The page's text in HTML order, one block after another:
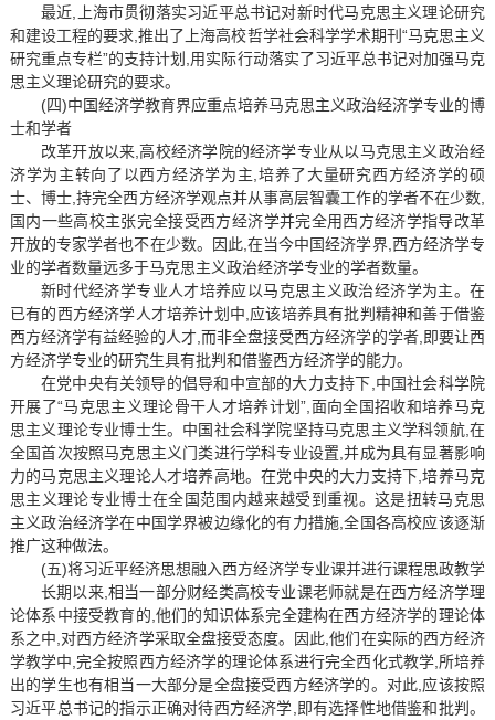
最近,上海市贯彻落实习近平总书记对新时代马克思主义理论研究
和建设工程的要求,推出了上海高校哲学社会科学学术期刊“马克思主义
研究重点专栏”的支持计划,用实际行动落实了习近平总书记对加强马克
思主义理论研究的要求。
(四)中国经济学教育界应重点培养马克思主义政治经济学专业的博
士和学者
改革开放以来,高校经济学院的经济学专业从以马克思主义政治经
济学为主转向了以西方经济学为主,培养了大量研究西方经济学的硕
士、博士,持完全西方经济学观点并从事高层智囊工作的学者不在少数,
国内一些高校主张完全接受西方经济学并完全用西方经济学指导改革
开放的专家学者也不在少数。因此,在当今中国经济学界,西方经济学专
业的学者数量远多于马克思主义政治经济学专业的学者数量。
新时代经济学专业人才培养应以马克思主义政治经济学为主。在
已有的西方经济学人才培养计划中,应该培养具有批判精神和善于借鉴
西方经济学有益经验的人才,而非全盘接受西方经济学的学者,即要让西
方经济学专业的研究生具有批判和借鉴西方经济学的能力。
在党中央有关领导的倡导和中宣部的大力支持下,中国社会科学院
开展了“马克思主义理论骨干人才培养计划”,面向全国招收和培养马克
思主义理论专业博士生。中国社会科学院坚持马克思主义学科领航,在
全国首次按照马克思主义门类进行学科专业设置,并成为具有显著影响
力的马克思主义理论人才培养高地。在党中央的大力支持下,培养马克
思主义理论专业博士在全国范围内越来越受到重视。这是扭转马克思
主义政治经济学在中国学界被边缘化的有力措施,全国各高校应该逐渐
推广这种做法。
(五)将习近平经济思想融入西方经济学专业课并进行课程思政教学
长期以来,相当一部分财经类高校专业课老师就是在西方经济学理
论体系中接受教育的,他们的知识体系完全建构在西方经济学的理论体
系之中,对西方经济学采取全盘接受态度。因此,他们在实际的西方经济
学教学中,完全按照西方经济学的理论体系进行完全西化式教学,所培养
出的学生也有相当一大部分是全盘接受西方经济学的。对此,应该按照
习近平总书记的指示正确对待西方经济学,即有选择性地借鉴和批判。